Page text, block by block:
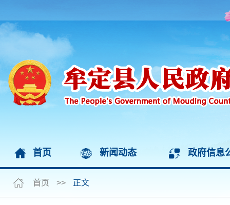
首页 新闻动态 政府信息
首页 >> 正文